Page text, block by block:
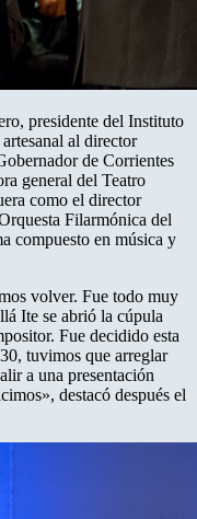
presidente del Instituto
al director
de Corrientes
general del Teatro
como el director
Filarmónica del
compuesto en música y
volver. Fue todo muy
Ite se abrió la cúpula
Fue decidido esta
tuvimos que arreglar
a una presentación
destacó después el